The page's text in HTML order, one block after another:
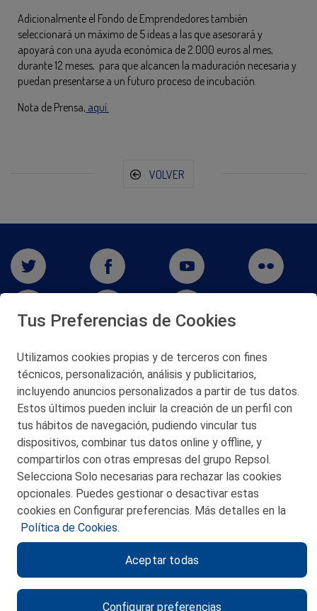
Adicionalmente el Fondo de Emprendedores también
seleccionará un máximo de 5 ideas a las que asesorará y
apoyará con una ayuda económica de 2.000 euros al mes,
durante 12 meses, para que alcancen la maduración necesaria y
puedan presentarse a un futuro proceso de incubación.
Nota de Prensa, aquí.
VOLVER
San Martín 5-Edificio Muñatones,
48550 Muskiz (Bizkaia)
Telf. 946 357 000
© 2026 Petronor S.A.
CONTACTO
POLITICA DE PRIVACIDAD
AVISO LEGAL
Tus Preferencias de Cookies
Utilizamos cookies propias y de terceros con fines
técnicos, personalización, análisis y publicitarios,
incluyendo anuncios personalizados a partir de tus datos.
Estos últimos pueden incluir la creación de un perfil con
tus hábitos de navegación, pudiendo vincular tus
dispositivos, combinar tus datos online y offline, y
compartirlos con otras empresas del grupo Repsol.
Selecciona Solo necesarias para rechazar las cookies
opcionales. Puedes gestionar o desactivar estas
cookies en Configurar preferencias. Más detalles en la
Política de Cookies.
Configurar preferencias
Aceptar todas